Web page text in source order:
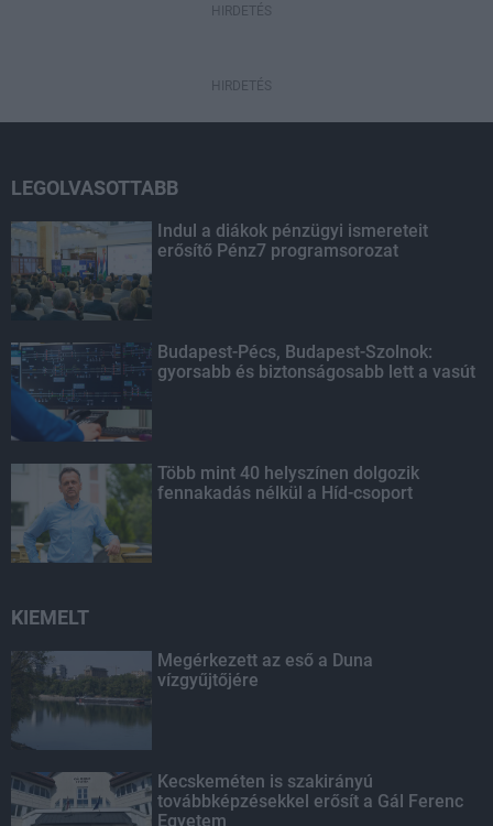
HIRDETÉS
HIRDETÉS
LEGOLVASOTTABB
Indul a diákok pénzügyi ismereteit
erősítő Pénz7 programsorozat
Budapest-Pécs, Budapest-Szolnok:
gyorsabb és biztonságosabb lett a vasút
Több mint 40 helyszínen dolgozik
fennakadás nélkül a Híd-csoport
KIEMELT
Megérkezett az eső a Duna
vízgyűjtőjére
Kecskeméten is szakirányú
továbbképzésekkel erősít a Gál Ferenc
Egyetem